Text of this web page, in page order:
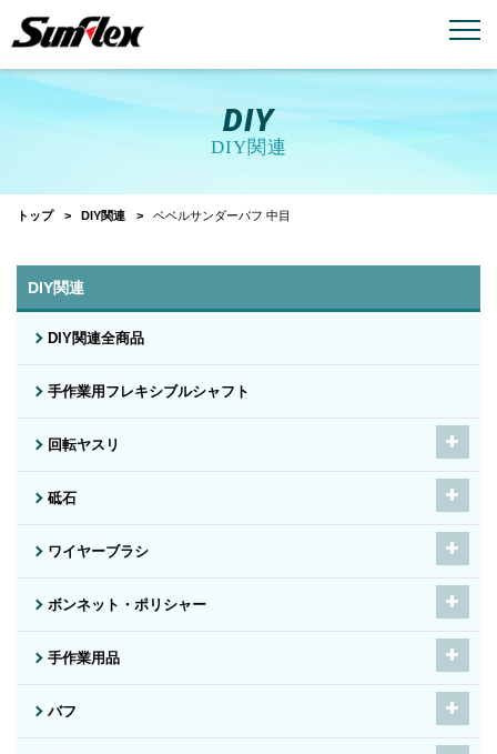
emailお問い合わせ
DIY
DIY関連
トップ DIY関連 ベベルサンダーバフ 中目
DIY関連
DIY関連全商品
手作業用フレキシブルシャフト
回転ヤスリ
砥石
ワイヤーブラシ
ボンネット・ポリシャー
手作業用品
バフ